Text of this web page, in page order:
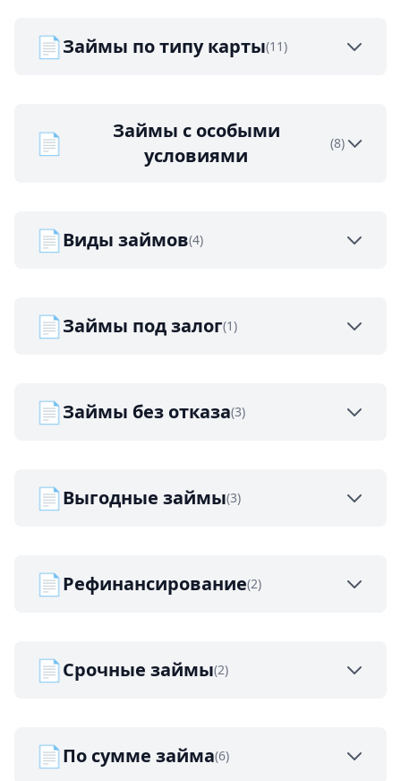
📄Займы по типу карты(11)
📄
Займы с особыми
условиями
(8)
📄Виды займов(4)
📄Займы под залог(1)
📄Займы без отказа(3)
📄Выгодные займы(3)
📄Рефинансирование(2)
📄Срочные займы(2)
📄По сумме займа(6)